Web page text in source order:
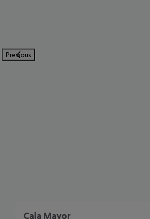
Previous
Cala Mayor